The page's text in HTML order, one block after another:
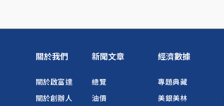
關於我們
關於啟富達
關於創辦人
新聞文章
總覽
油價
經濟數據
專題典藏
美銀美林